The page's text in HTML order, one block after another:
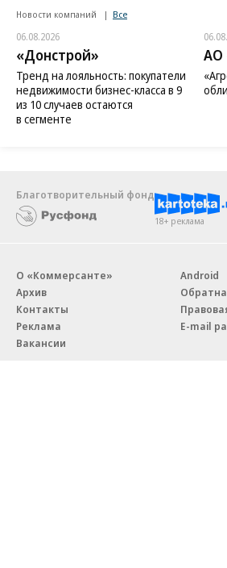
Новости компаний Все
06.08.2026
«Донстрой»
Тренд на лояльность: покупатели
недвижимости бизнес-класса в 9
из 10 случаев остаются
в сегменте
АО
Благотворительный фонд
18+ реклама
О «Коммерсанте»
Архив
Контакты
Реклама
Вакансии
Android
E-mail